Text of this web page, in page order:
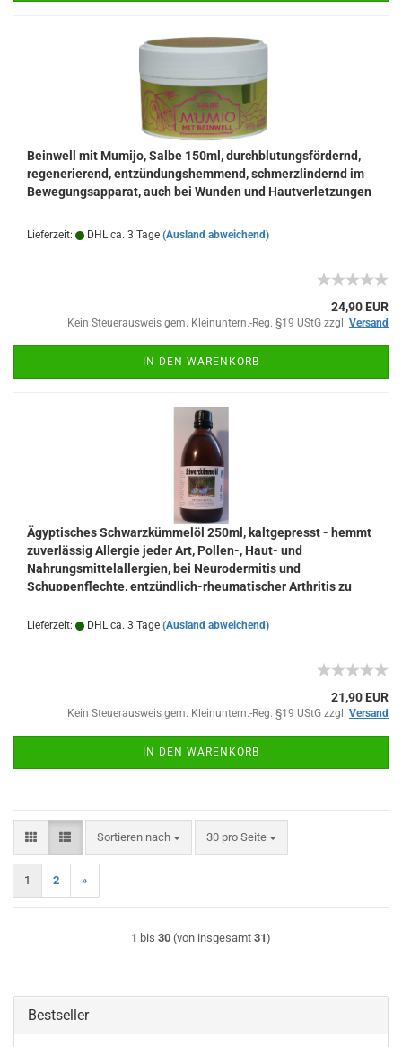
Beinwell mit Mumijo, Salbe 150ml, durchblutungsfördernd,
regenerierend, entzündungshemmend, schmerzlindernd im
Bewegungsapparat, auch bei Wunden und Hautverletzungen
Lieferzeit: DHL ca. 3 Tage (Ausland abweichend)
24,90 EUR
Kein Steuerausweis gem. Kleinuntern.-Reg. §19 UStG zzgl. Versand
IN DEN WARENKORB
Ägyptisches Schwarzkümmelöl 250ml, kaltgepresst - hemmt
zuverlässig Allergie jeder Art, Pollen-, Haut- und
Nahrungsmittelallergien, bei Neurodermitis und
Schuppenflechte, entzündlich-rheumatischer Arthritis zu
Lieferzeit: DHL ca. 3 Tage (Ausland abweichend)
21,90 EUR
Kein Steuerausweis gem. Kleinuntern.-Reg. §19 UStG zzgl. Versand
IN DEN WARENKORB
Sortieren nach
Sortieren nach 30 pro Seite
pro Seite
1 2 »
1 bis 30 (von insgesamt 31)
Bestseller